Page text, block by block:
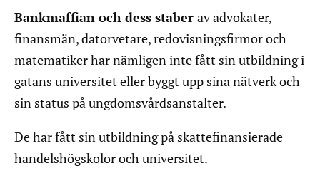
Bankmaffian och dess staber av advokater,
finansmän, datorvetare, redovisningsfirmor och
matematiker har nämligen inte fått sin utbildning i
gatans universitet eller byggt upp sina nätverk och
sin status på ungdomsvårdsanstalter.
De har fått sin utbildning på skattefinansierade
handelshögskolor och universitet.